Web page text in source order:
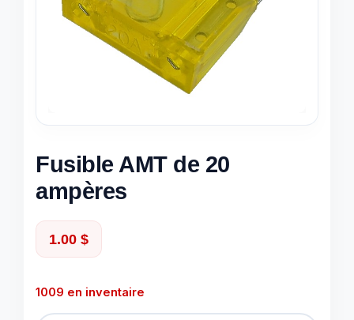
Fusible AMT de 20
ampères
1.00 $
1009 en inventaire